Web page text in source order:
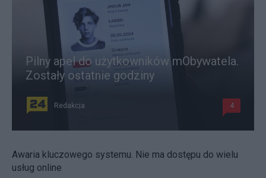
Pilny apel do użytkowników mObywatela.
Zostały ostatnie godziny
Redakcja 4
Awaria kluczowego systemu. Nie ma dostępu do wielu
usług online